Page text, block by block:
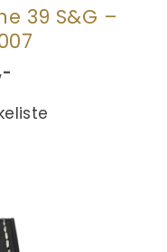
39 S&G –